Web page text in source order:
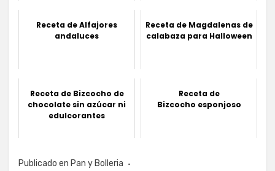
Receta de Alfajores
andaluces
Receta de Magdalenas de
calabaza para Halloween
Receta de Bizcocho de
chocolate sin azúcar ni
edulcorantes
Receta de
Bizcocho esponjoso
Publicado en Pan y Bolleria